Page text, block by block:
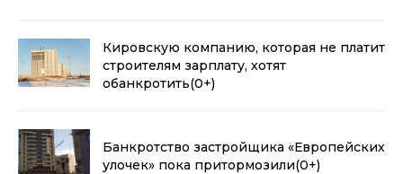
Кировскую компанию, которая не платит
строителям зарплату, хотят
обанкротить(0+)
Банкротство застройщика «Европейских
улочек» пока притормозили(0+)